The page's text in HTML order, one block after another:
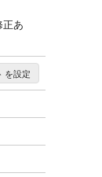
あ
を設定